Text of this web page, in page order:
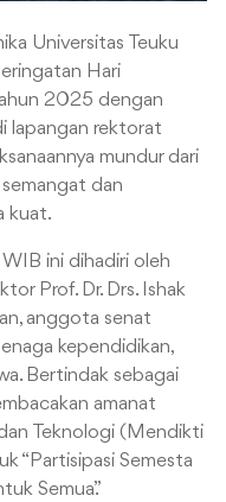
Universitas Teuku
Hari
2025 dengan
lapangan rektorat
mundur dari
dan
kuat.
ini dihadiri oleh
Prof. Dr. Drs. Ishak
anggota senat
kependidikan,
Bertindak sebagai
amanat
Teknologi (Mendikti
“Partisipasi Semesta
Semua.”